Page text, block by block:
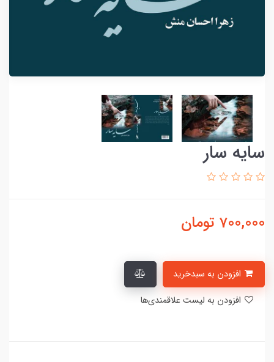
سایه سار
700,000 تومان